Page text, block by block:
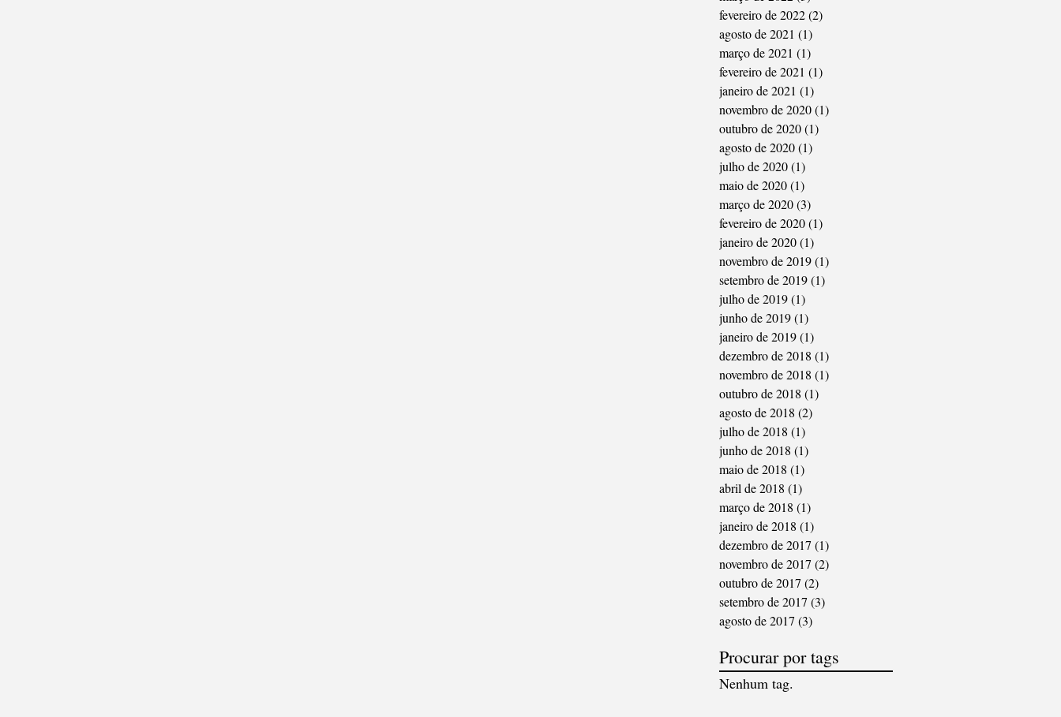
fevereiro de 2022(2)
agosto de 2021 (1)
março de 2021 (1)
fevereiro de 2021 (1)
janeiro de 2021 (1)
novembro de 2020(1)
outubro de 2020(1)
agosto de 2020(1)
julho de 2020(1)
maio de 2020(1)
março de 2020(3)
fevereiro de 2020(1)
janeiro de 2020(1)
novembro de 2019(1)
setembro de 2019(1)
julho de 2019(1)
junho de 2019(1)
janeiro de 2019(1)
dezembro de 2018 (1)
novembro de 2018 (1)
outubro de 2018 (1)
agosto de 2018 (2)
julho de 2018 (1)
junho de 2018 (1)
maio de 2018 (1)
abril de 2018 (1)
março de 2018 (1)
janeiro de 2018 (1)
dezembro de 2017 (1)
novembro de 2017 (2)
outubro de 2017 (2)
setembro de 2017 (3)
agosto de 2017 (3)
Procurar por tags
Nenhum tag.